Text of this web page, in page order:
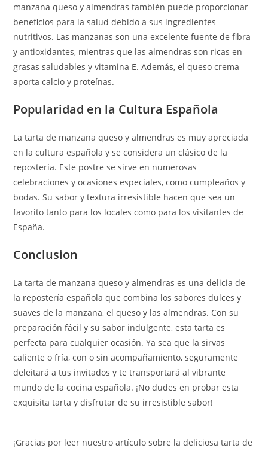
manzana queso y almendras también puede proporcionar
beneficios para la salud debido a sus ingredientes
nutritivos. Las manzanas son una excelente fuente de fibra
y antioxidantes, mientras que las almendras son ricas en
grasas saludables y vitamina E. Además, el queso crema
aporta calcio y proteínas.
Popularidad en la Cultura Española
La tarta de manzana queso y almendras es muy apreciada
en la cultura española y se considera un clásico de la
repostería. Este postre se sirve en numerosas
celebraciones y ocasiones especiales, como cumpleaños y
bodas. Su sabor y textura irresistible hacen que sea un
favorito tanto para los locales como para los visitantes de
España.
Conclusion
La tarta de manzana queso y almendras es una delicia de
la repostería española que combina los sabores dulces y
suaves de la manzana, el queso y las almendras. Con su
preparación fácil y su sabor indulgente, esta tarta es
perfecta para cualquier ocasión. Ya sea que la sirvas
caliente o fría, con o sin acompañamiento, seguramente
deleitará a tus invitados y te transportará al vibrante
mundo de la cocina española. ¡No dudes en probar esta
exquisita tarta y disfrutar de su irresistible sabor!
¡Gracias por leer nuestro artículo sobre la deliciosa tarta de